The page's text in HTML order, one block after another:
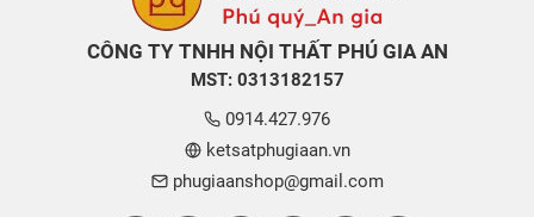
CÔNG TY TNHH NỘI THẤT PHÚ GIA AN
MST: 0313182157
0914.427.976
ketsatphugiaan.vn
phugiaanshop@gmail.com